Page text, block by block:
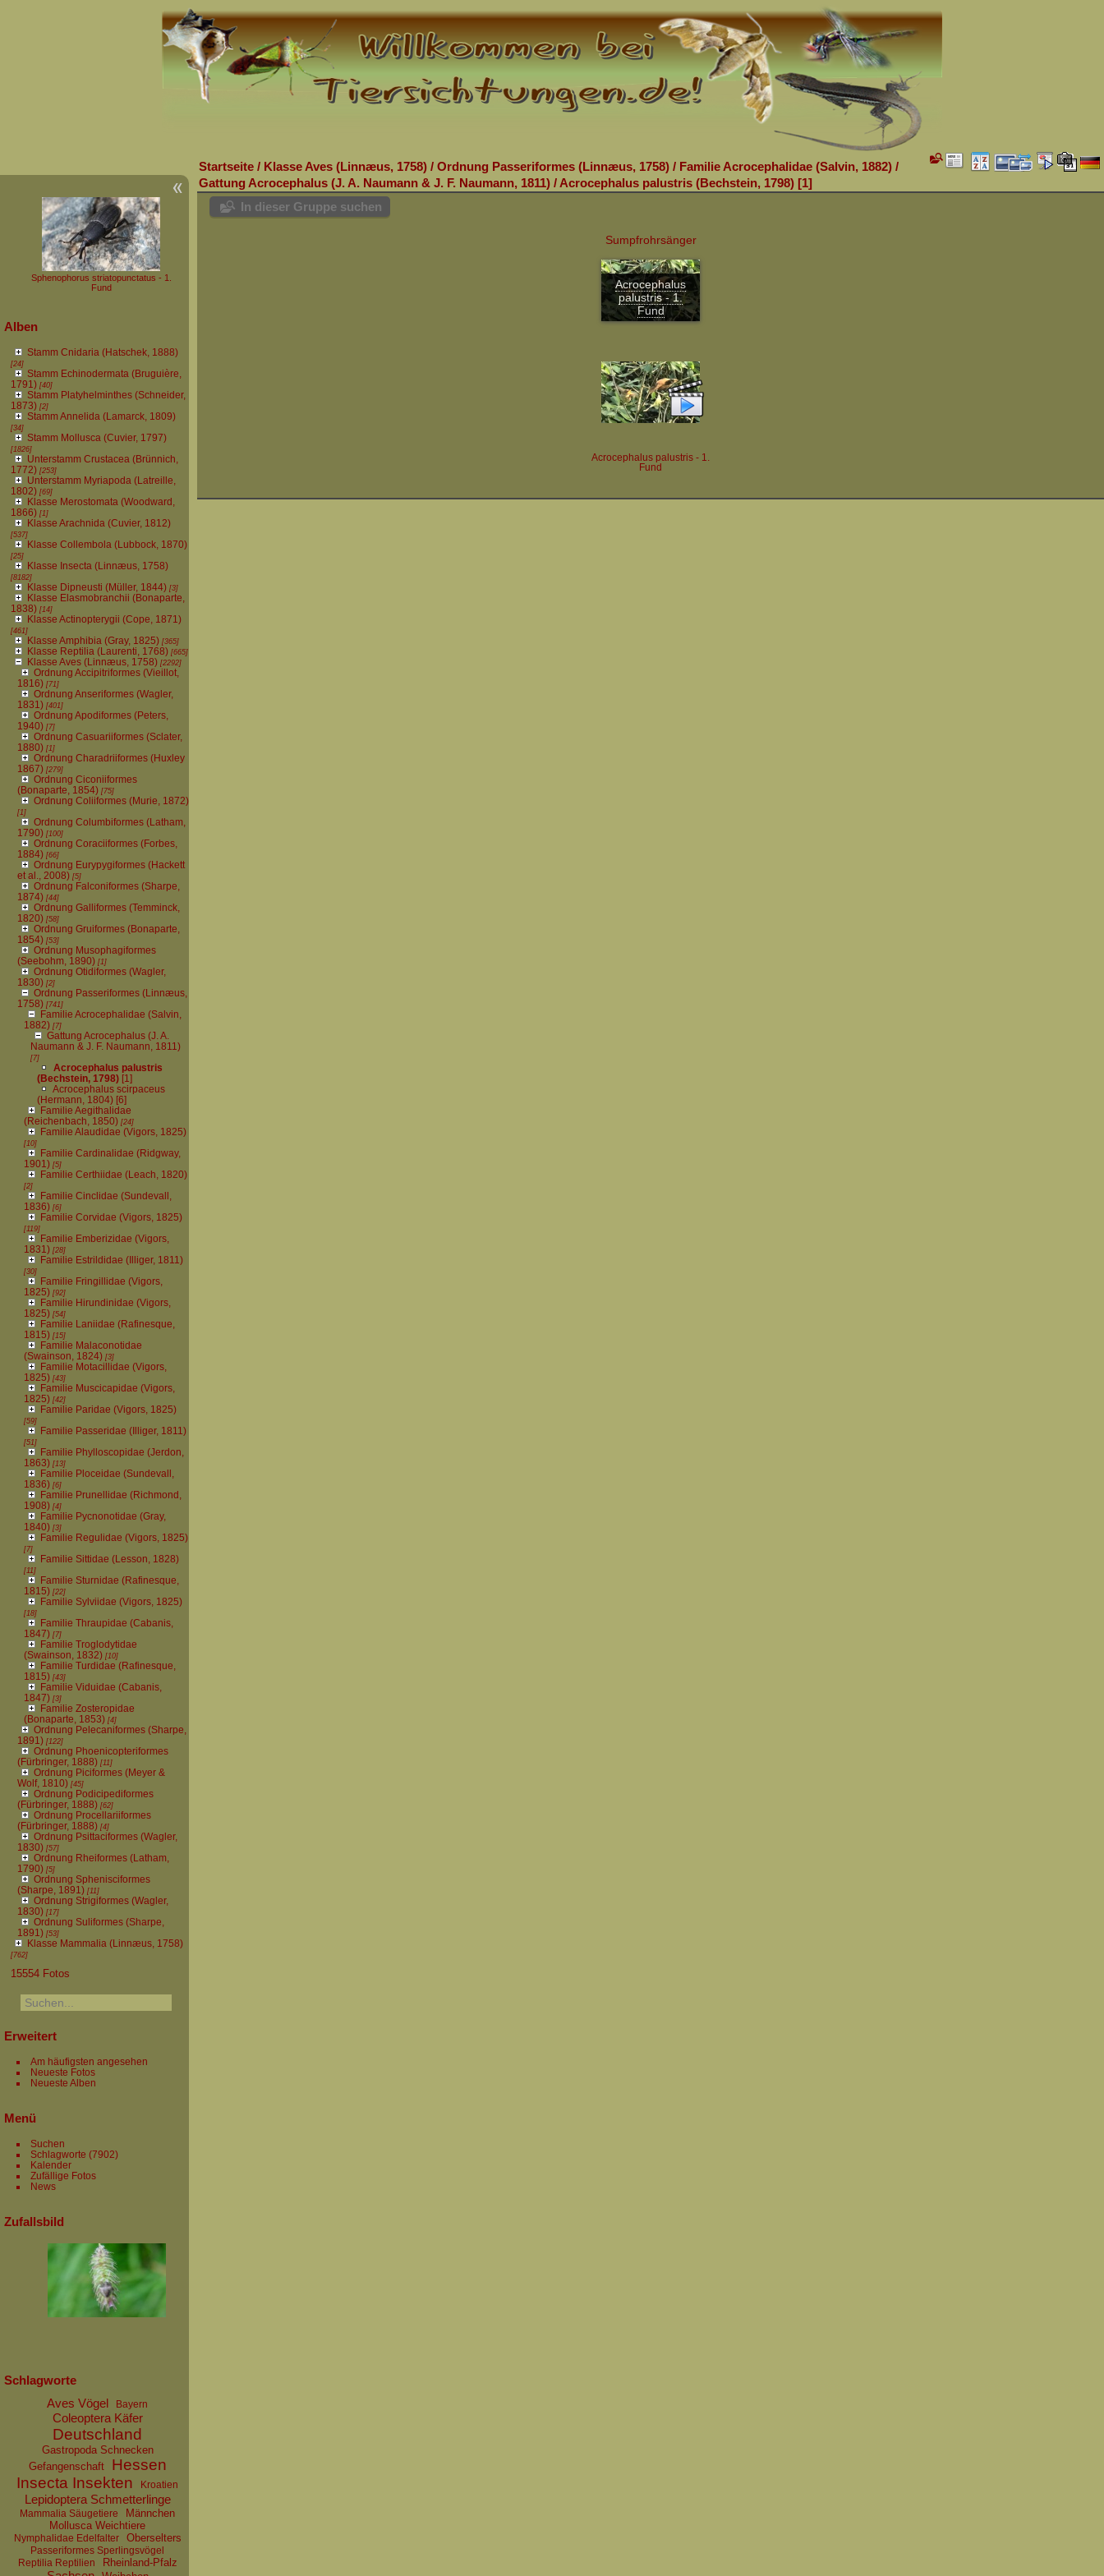
Sphenophorus striatopunctatus - 1.
Fund
Alben
Stamm Cnidaria (Hatschek, 1888)
[24]
Stamm Echinodermata (Bruguière,
1791)[40]
Stamm Platyhelminthes (Schneider,
1873)[2]
Stamm Annelida (Lamarck, 1809)
[34]
Stamm Mollusca (Cuvier, 1797)
[1826]
Unterstamm Crustacea (Brünnich,
1772)[253]
Unterstamm Myriapoda (Latreille,
1802)[69]
Klasse Merostomata (Woodward,
1866)[1]
Klasse Arachnida (Cuvier, 1812)
[537]
Klasse Collembola (Lubbock, 1870)
[25]
Klasse Insecta (Linnæus, 1758)
[8182]
Klasse Dipneusti (Müller, 1844)[3]
Klasse Elasmobranchii (Bonaparte,
1838)[14]
Klasse Actinopterygii (Cope, 1871)
[461]
Klasse Amphibia (Gray, 1825)[365]
Klasse Reptilia (Laurenti, 1768)[665]
Klasse Aves (Linnæus, 1758)[2292]
Ordnung Accipitriformes (Vieillot,
1816)[71]
Ordnung Anseriformes (Wagler,
1831)[401]
Ordnung Apodiformes (Peters,
1940)[7]
Ordnung Casuariiformes (Sclater,
1880)[1]
Ordnung Charadriiformes (Huxley
1867)[279]
Ordnung Ciconiiformes
(Bonaparte, 1854)[75]
Ordnung Coliiformes (Murie, 1872)
[1]
Ordnung Columbiformes (Latham,
1790)[100]
Ordnung Coraciiformes (Forbes,
1884)[66]
Ordnung Eurypygiformes (Hackett
et al., 2008)[5]
Ordnung Falconiformes (Sharpe,
1874)[44]
Ordnung Galliformes (Temminck,
1820)[58]
Ordnung Gruiformes (Bonaparte,
1854)[53]
Ordnung Musophagiformes
(Seebohm, 1890)[1]
Ordnung Otidiformes (Wagler,
1830)[2]
Ordnung Passeriformes (Linnæus,
1758)[741]
Familie Acrocephalidae (Salvin,
1882)[7]
Gattung Acrocephalus (J. A.
Naumann & J. F. Naumann, 1811)
[7]
Acrocephalus palustris
(Bechstein, 1798)[1]
Acrocephalus scirpaceus
(Hermann, 1804)[6]
Familie Aegithalidae
(Reichenbach, 1850)[24]
Familie Alaudidae (Vigors, 1825)
[10]
Familie Cardinalidae (Ridgway,
1901)[5]
Familie Certhiidae (Leach, 1820)
[2]
Familie Cinclidae (Sundevall,
1836)[6]
Familie Corvidae (Vigors, 1825)
[119]
Familie Emberizidae (Vigors,
1831)[28]
Familie Estrildidae (Illiger, 1811)
[30]
Familie Fringillidae (Vigors,
1825)[92]
Familie Hirundinidae (Vigors,
1825)[54]
Familie Laniidae (Rafinesque,
1815)[15]
Familie Malaconotidae
(Swainson, 1824)[3]
Familie Motacillidae (Vigors,
1825)[43]
Familie Muscicapidae (Vigors,
1825)[42]
Familie Paridae (Vigors, 1825)
[59]
Familie Passeridae (Illiger, 1811)
[51]
Familie Phylloscopidae (Jerdon,
1863)[13]
Familie Ploceidae (Sundevall,
1836)[6]
Familie Prunellidae (Richmond,
1908)[4]
Familie Pycnonotidae (Gray,
1840)[3]
Familie Regulidae (Vigors, 1825)
[7]
Familie Sittidae (Lesson, 1828)
[11]
Familie Sturnidae (Rafinesque,
1815)[22]
Familie Sylviidae (Vigors, 1825)
[18]
Familie Thraupidae (Cabanis,
1847)[7]
Familie Troglodytidae
(Swainson, 1832)[10]
Familie Turdidae (Rafinesque,
1815)[43]
Familie Viduidae (Cabanis,
1847)[3]
Familie Zosteropidae
(Bonaparte, 1853)[4]
Ordnung Pelecaniformes (Sharpe,
1891)[122]
Ordnung Phoenicopteriformes
(Fürbringer, 1888)[11]
Ordnung Piciformes (Meyer &
Wolf, 1810)[45]
Ordnung Podicipediformes
(Fürbringer, 1888)[62]
Ordnung Procellariiformes
(Fürbringer, 1888)[4]
Ordnung Psittaciformes (Wagler,
1830)[57]
Ordnung Rheiformes (Latham,
1790) [5]
Ordnung Sphenisciformes
(Sharpe, 1891)[11]
Ordnung Strigiformes (Wagler,
1830)[17]
Ordnung Suliformes (Sharpe,
1891)[53]
Klasse Mammalia (Linnæus, 1758)
[762]
15554 Fotos
Erweitert
Am häufigsten angesehen
Neueste Fotos
Neueste Alben
Menü
Suchen
Schlagworte (7902)
Kalender
Zufällige Fotos
News
Zufallsbild
Schlagworte
Aves Vögel
Bayern
Coleoptera Käfer
Deutschland
Gastropoda Schnecken
Gefangenschaft
Hessen
Insecta Insekten
Kroatien
Lepidoptera Schmetterlinge
Mammalia Säugetiere
Männchen
Mollusca Weichtiere
Nymphalidae Edelfalter Oberselters
Passeriformes Sperlingsvögel
Reptilia Reptilien
Rheinland-Pfalz
Startseite / Klasse Aves (Linnæus, 1758) / Ordnung Passeriformes (Linnæus, 1758) / Familie Acrocephalidae (Salvin, 1882) /
Gattung Acrocephalus (J. A. Naumann & J. F. Naumann, 1811) / Acrocephalus palustris (Bechstein, 1798) 1
In dieser Gruppe suchen
Sumpfrohrsänger
Acrocephalus
palustris - 1.
Fund
Acrocephalus palustris - 1.
Fund